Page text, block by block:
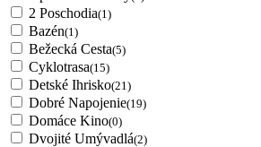
2 Poschodia(1)
Bazén(1)
Bežecká Cesta(5)
Cyklotrasa(15)
Detské Ihrisko(21)
Dobré Napojenie(19)
Domáce Kino(0)
Dvojité Umývadlá(2)